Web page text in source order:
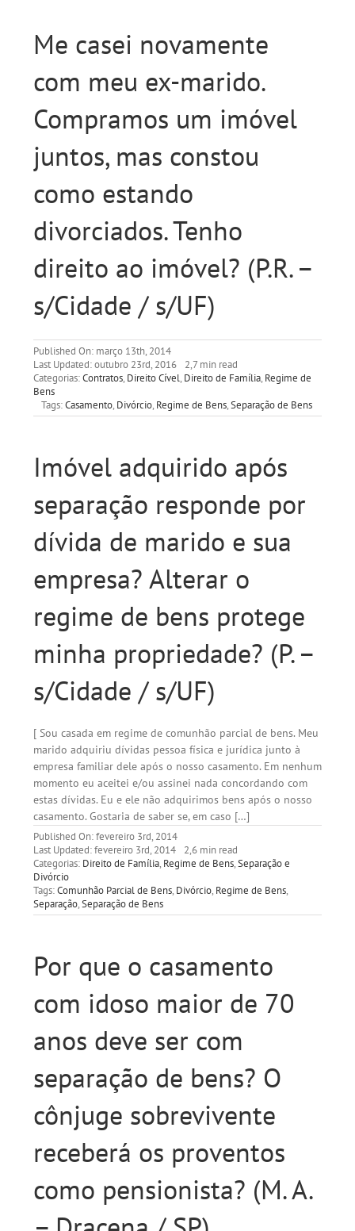
Me casei novamente
com meu ex-marido.
Compramos um imóvel
juntos, mas constou
como estando
divorciados. Tenho
direito ao imóvel? (P.R. –
s/Cidade / s/UF)
Published On: março 13th, 2014
Last Updated: outubro 23rd, 2016
2,7 min read
Categorias:Contratos, Direito Cível, Direito de Família, Regime de
Bens
Tags:Casamento, Divórcio, Regime de Bens,Separação de Bens
Imóvel adquirido após
separação responde por
dívida de marido e sua
empresa? Alterar o
regime de bens protege
minha propriedade? (P. –
s/Cidade / s/UF)
[ Sou casada em regime de comunhão parcial de bens. Meu
marido adquiriu dívidas pessoa física e jurídica junto à
empresa familiar dele após o nosso casamento. Em nenhum
momento eu aceitei e/ou assinei nada concordando com
estas dívidas. Eu e ele não adquirimos bens após o nosso
casamento. Gostaria de saber se, em caso […]
Published On: fevereiro 3rd, 2014
Last Updated: fevereiro 3rd, 2014
2,6 min read
Categorias: Direito de Família, Regime de Bens,Separação e
Divórcio
Tags:Comunhão Parcial de Bens, Divórcio, Regime de Bens,
Separação,Separação de Bens
Por que o casamento
com idoso maior de 70
anos deve ser com
separação de bens? O
cônjuge sobrevivente
receberá os proventos
como pensionista? (M. A.